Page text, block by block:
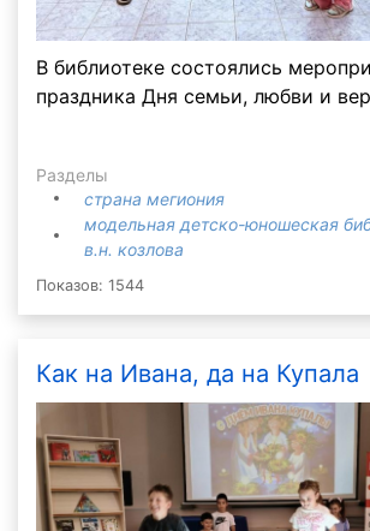
В библиотеке состоялись
праздника Дня семьи, любви и
Разделы
страна мегиония
модельная детско-юношеская
в.н. козлова
Показов: 1544
Как на Ивана, да на Купала